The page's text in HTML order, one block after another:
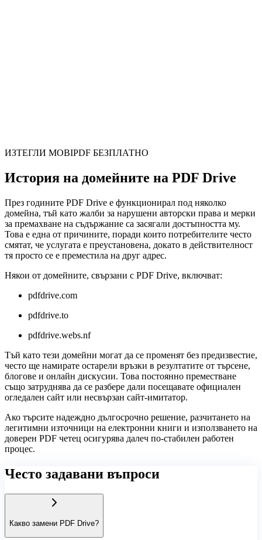
ИЗТЕГЛИ MOBIPDF БЕЗПЛАТНО
История на домейните на PDF Drive
През годините PDF Drive е функционирал под няколко
домейна, тъй като жалби за нарушени авторски права и мерки
за премахване на съдържание са засягали достъпността му.
Това е една от причините, поради които потребителите често
смятат, че услугата е преустановена, докато в действителност
тя просто се е преместила на друг адрес.
Някои от домейните, свързани с PDF Drive, включват:
pdfdrive.com
pdfdrive.to
pdfdrive.webs.nf
Тъй като тези домейни могат да се променят без предизвестие,
често ще намирате остарели връзки в резултатите от търсене,
блогове и онлайн дискусии. Това постоянно преместване
също затруднява да се разбере дали посещавате официален
огледален сайт или несвързан сайт-имитатор.
Ако търсите надеждно дългосрочно решение, разчитането на
легитимни източници на електронни книги и използването на
доверен PDF четец осигурява далеч по-стабилен работен
процес.
Често задавани въпроси
Какво замени PDF Drive?